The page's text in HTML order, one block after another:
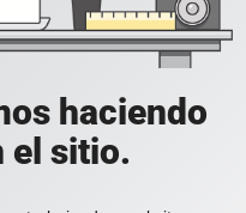
haciendo
el sitio.